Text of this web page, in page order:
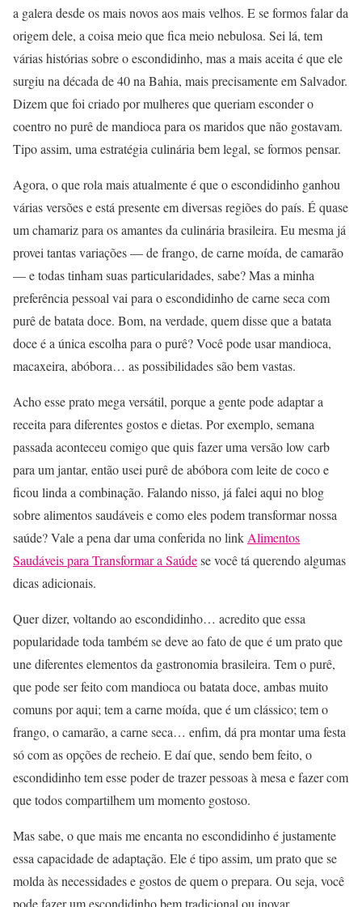
a galera desde os mais novos aos mais velhos. E se formos falar da
origem dele, a coisa meio que fica meio nebulosa. Sei lá, tem
várias histórias sobre o escondidinho, mas a mais aceita é que ele
surgiu na década de 40 na Bahia, mais precisamente em Salvador.
Dizem que foi criado por mulheres que queriam esconder o
coentro no purê de mandioca para os maridos que não gostavam.
Tipo assim, uma estratégia culinária bem legal, se formos pensar.
Agora, o que rola mais atualmente é que o escondidinho ganhou
várias versões e está presente em diversas regiões do país. É quase
um chamariz para os amantes da culinária brasileira. Eu mesma já
provei tantas variações — de frango, de carne moída, de camarão
— e todas tinham suas particularidades, sabe? Mas a minha
preferência pessoal vai para o escondidinho de carne seca com
purê de batata doce. Bom, na verdade, quem disse que a batata
doce é a única escolha para o purê? Você pode usar mandioca,
macaxeira, abóbora… as possibilidades são bem vastas.
Acho esse prato mega versátil, porque a gente pode adaptar a
receita para diferentes gostos e dietas. Por exemplo, semana
passada aconteceu comigo que quis fazer uma versão low carb
para um jantar, então usei purê de abóbora com leite de coco e
ficou linda a combinação. Falando nisso, já falei aqui no blog
sobre alimentos saudáveis e como eles podem transformar nossa
saúde? Vale a pena dar uma conferida no linkAlimentos
Saudáveis para Transformar a Saúdese você tá querendo algumas
dicas adicionais.
Quer dizer, voltando ao escondidinho… acredito que essa
popularidade toda também se deve ao fato de que é um prato que
une diferentes elementos da gastronomia brasileira. Tem o purê,
que pode ser feito com mandioca ou batata doce, ambas muito
comuns por aqui; tem a carne moída, que é um clássico; tem o
frango, o camarão, a carne seca… enfim, dá pra montar uma festa
só com as opções de recheio. E daí que, sendo bem feito, o
escondidinho tem esse poder de trazer pessoas à mesa e fazer com
que todos compartilhem um momento gostoso.
Mas sabe, o que mais me encanta no escondidinho é justamente
essa capacidade de adaptação. Ele é tipo assim, um prato que se
molda às necessidades e gostos de quem o prepara. Ou seja, você
pode fazer um escondidinho bem tradicional ou inovar